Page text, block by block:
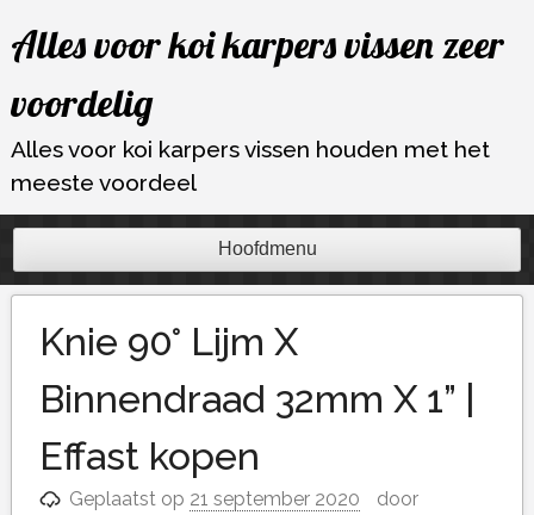
naar
inhoud
Alles voor koi karpers vissen zeer
voordelig
Alles voor koi karpers vissen houden met het
meeste voordeel
Hoofdmenu
Knie 90° Lijm X
Binnendraad 32mm X 1” |
Effast kopen
Geplaatst op 21 september 2020
door